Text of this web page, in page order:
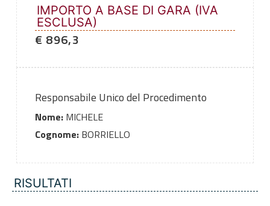
IMPORTO A BASE DI GARA (IVA
ESCLUSA)
€ 896,3
Responsabile Unico del Procedimento
Nome:MICHELE
Cognome:BORRIELLO
RISULTATI